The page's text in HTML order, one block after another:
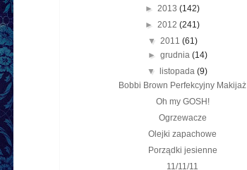
► 2013 (142)
► 2012 (241)
▼ 2011 (61)
► grudnia (14)
▼
listopada(9)
Bobbi Brown Perfekcyjny Makijaż
Oh my GOSH!
Ogrzewacze
Olejki zapachowe
Porządki jesienne
11/11/11